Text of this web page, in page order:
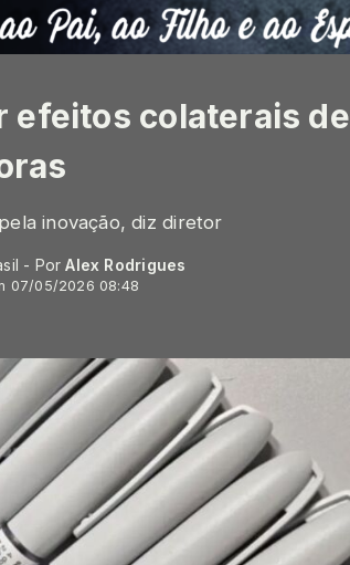
efeitos colaterais de
inovação, diz diretor
- PorAlex Rodrigues
07/05/2026 08:48